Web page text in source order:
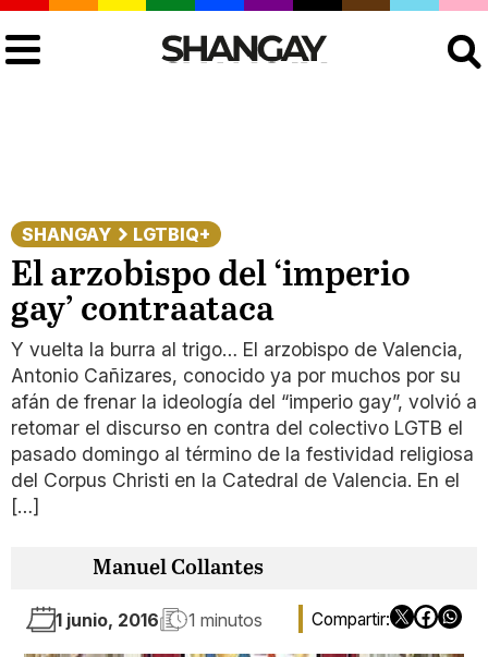
SHANGAY LGTBIQ+
El arzobispo del ‘imperio
gay’ contraataca
Y vuelta la burra al trigo… El arzobispo de Valencia,
Antonio Cañizares, conocido ya por muchos por su
afán de frenar la ideología del “imperio gay”, volvió a
retomar el discurso en contra del colectivo LGTB el
pasado domingo al término de la festividad religiosa
del Corpus Christi en la Catedral de Valencia. En el
[…]
Manuel Collantes
1 junio, 2016 1 minutos